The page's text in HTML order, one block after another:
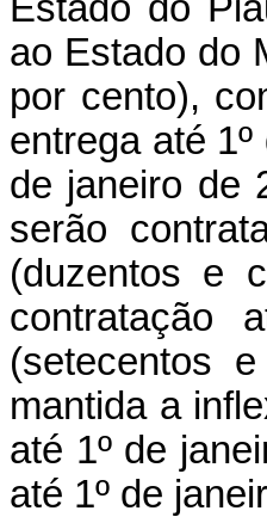
ao Estado do
por cento),
entrega até
de janeiro de
serão
(duzentos e
contratação
(setecentos
mantida a
até 1º de
até 1º de